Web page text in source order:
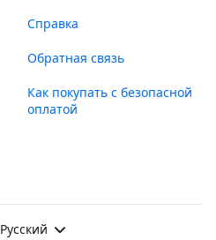
Справка
Обратная связь
Как покупать с безопасной
оплатой
Русский